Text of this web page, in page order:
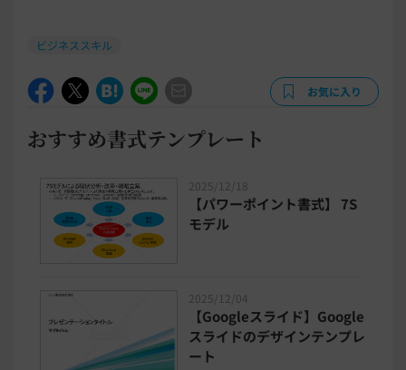
ビジネススキル
お気に入り
おすすめ書式テンプレート
2025/12/18
【パワーポイント書式】 7S
モデル
2025/12/04
【Googleスライド】Google
スライドのデザインテンプレ
ート